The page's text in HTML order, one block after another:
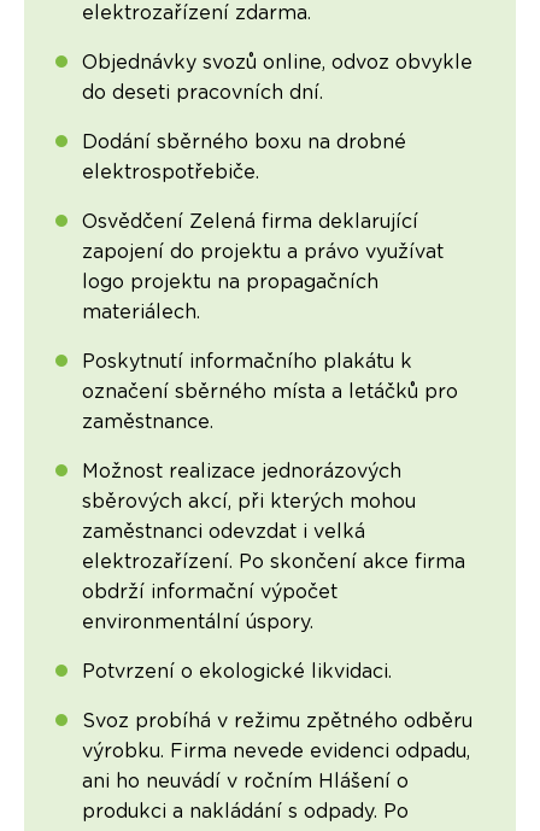
elektrozařízení zdarma.
Objednávky svozů online, odvoz obvykle
do deseti pracovních dní.
Dodání sběrného boxu na drobné
elektrospotřebiče.
Osvědčení Zelená firma deklarující
zapojení do projektu a právo využívat
logo projektu na propagačních
materiálech.
Poskytnutí informačního plakátu k
označení sběrného místa a letáčků pro
zaměstnance.
Možnost realizace jednorázových
sběrových akcí, při kterých mohou
zaměstnanci odevzdat i velká
elektrozařízení. Po skončení akce firma
obdrží informační výpočet
environmentální úspory.
Potvrzení o ekologické likvidaci.
Svoz probíhá v režimu zpětného odběru
výrobku. Firma nevede evidenci odpadu,
ani ho neuvádí v ročním Hlášení o
produkci a nakládání s odpady. Po